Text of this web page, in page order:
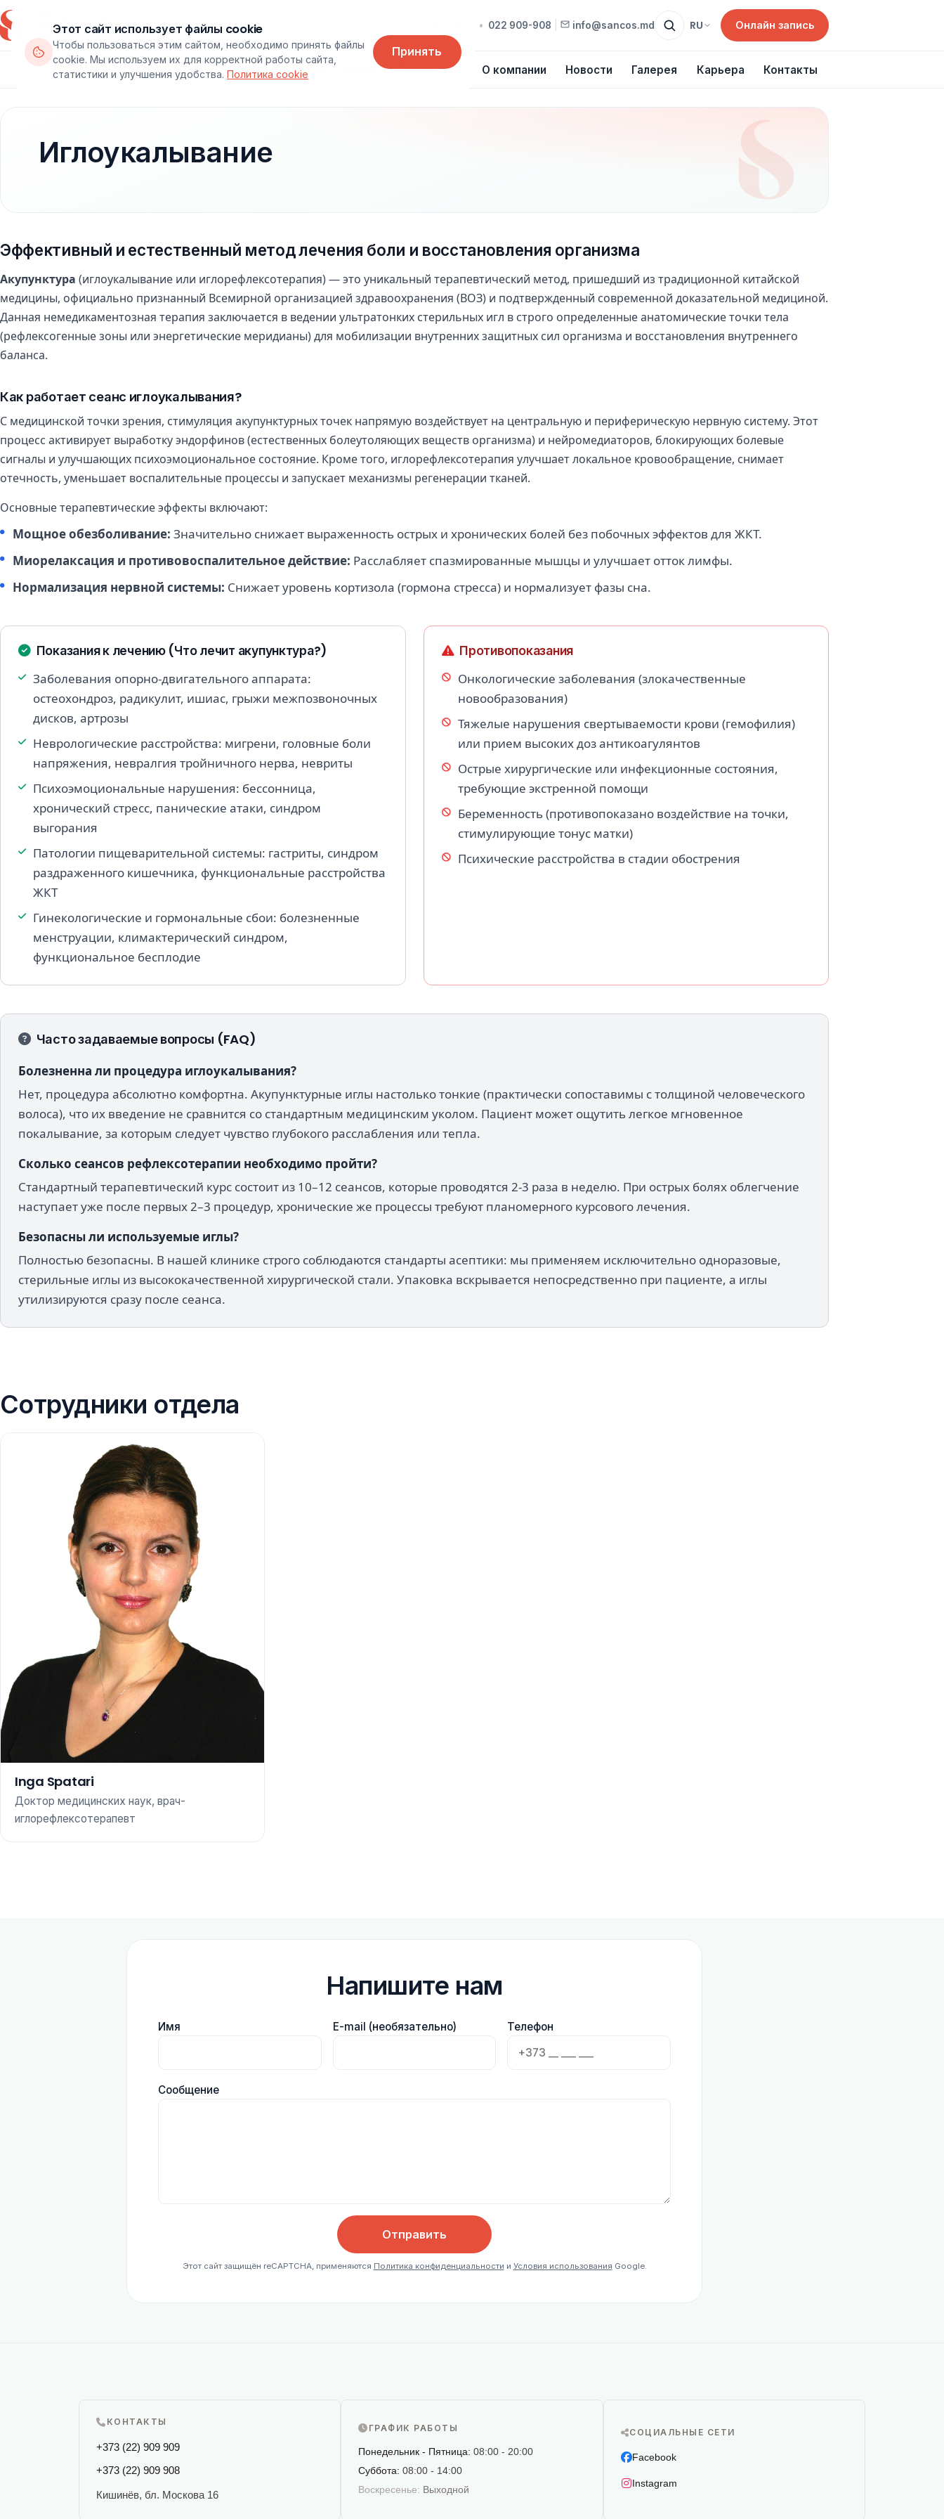
• 022 909-908 info@sancos.md RU Онлайн запись
Департаменты Врачи Пакеты Курсы Прайс-лист О компании Новости Галерея Карьера Контакты
Иглоукалывание
Эффективный и естественный метод лечения боли и восстановления организма
Акупунктура (иглоукалывание или иглорефлексотерапия) — это уникальный терапевтический метод, пришедший из традиционной китайской
медицины, официально признанный Всемирной организацией здравоохранения (ВОЗ) и подтвержденный современной доказательной медициной.
Данная немедикаментозная терапия заключается в ведении ультратонких стерильных игл в строго определенные анатомические точки тела
(рефлексогенные зоны или энергетические меридианы) для мобилизации внутренних защитных сил организма и восстановления внутреннего
баланса.
Как работает сеанс иглоукалывания?
С медицинской точки зрения, стимуляция акупунктурных точек напрямую воздействует на центральную и периферическую нервную систему. Этот
процесс активирует выработку эндорфинов (естественных болеутоляющих веществ организма) и нейромедиаторов, блокирующих болевые
сигналы и улучшающих психоэмоциональное состояние. Кроме того, иглорефлексотерапия улучшает локальное кровообращение, снимает
отечность, уменьшает воспалительные процессы и запускает механизмы регенерации тканей.
Основные терапевтические эффекты включают:
Мощное обезболивание: Значительно снижает выраженность острых и хронических болей без побочных эффектов для ЖКТ.
Миорелаксация и противовоспалительное действие: Расслабляет спазмированные мышцы и улучшает отток лимфы.
Нормализация нервной системы: Снижает уровень кортизола (гормона стресса) и нормализует фазы сна.
Показания к лечению (Что лечит акупунктура?)
Заболевания опорно-двигательного аппарата:
остеохондроз, радикулит, ишиас, грыжи межпозвоночных
дисков, артрозы
Неврологические расстройства: мигрени, головные боли
напряжения, невралгия тройничного нерва, невриты
Психоэмоциональные нарушения: бессонница,
хронический стресс, панические атаки, синдром
выгорания
Патологии пищеварительной системы: гастриты, синдром
раздраженного кишечника, функциональные расстройства
ЖКТ
Гинекологические и гормональные сбои: болезненные
менструации, климактерический синдром,
функциональное бесплодие
Противопоказания
Онкологические заболевания (злокачественные
новообразования)
Тяжелые нарушения свертываемости крови (гемофилия)
или прием высоких доз антикоагулянтов
Острые хирургические или инфекционные состояния,
требующие экстренной помощи
Беременность (противопоказано воздействие на точки,
стимулирующие тонус матки)
Психические расстройства в стадии обострения
Часто задаваемые вопросы (FAQ)
Болезненна ли процедура иглоукалывания?
Нет, процедура абсолютно комфортна. Акупунктурные иглы настолько тонкие (практически сопоставимы с толщиной человеческого
волоса), что их введение не сравнится со стандартным медицинским уколом. Пациент может ощутить легкое мгновенное
покалывание, за которым следует чувство глубокого расслабления или тепла.
Сколько сеансов рефлексотерапии необходимо пройти?
Стандартный терапевтический курс состоит из 10–12 сеансов, которые проводятся 2-3 раза в неделю. При острых болях облегчение
наступает уже после первых 2–3 процедур, хронические же процессы требуют планомерного курсового лечения.
Безопасны ли используемые иглы?
Полностью безопасны. В нашей клинике строго соблюдаются стандарты асептики: мы применяем исключительно одноразовые,
стерильные иглы из высококачественной хирургической стали. Упаковка вскрывается непосредственно при пациенте, а иглы
утилизируются сразу после сеанса.
Сотрудники отдела
Inga Spatari
Доктор медицинских наук, врач-
иглорефлексотерапевт
Напишите нам
Имя E-mail (необязательно) Телефон
Сообщение
Отправить
Этот сайт защищён reCAPTCHA, применяются Политика конфиденциальности и Условия использования Google.
КОНТАКТЫ
+373 (22) 909 909
+373 (22) 909 908
Кишинёв, бл. Москова 16
ГРАФИК РАБОТЫ
Понедельник - Пятница: 08:00 - 20:00
Суббота: 08:00 - 14:00
Воскресенье: Выходной
СОЦИАЛЬНЫЕ СЕТИ
Facebook
Instagram
Этот сайт использует файлы cookie
Чтобы пользоваться этим сайтом, необходимо принять файлы
cookie. Мы используем их для корректной работы сайта,
статистики и улучшения удобства.Политика cookie
Принять